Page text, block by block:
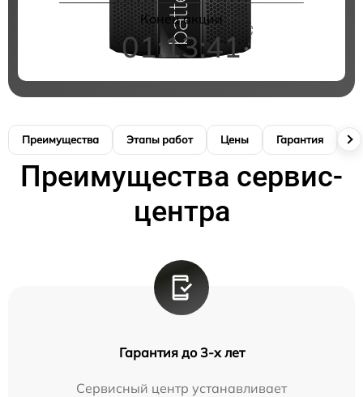
Конец акции
01:13:41
Преимущества Этапы работ Цены Гарантия
Преимущества сервис-
центра
Гарантия до 3-х лет
Сервисный центр устанавливает